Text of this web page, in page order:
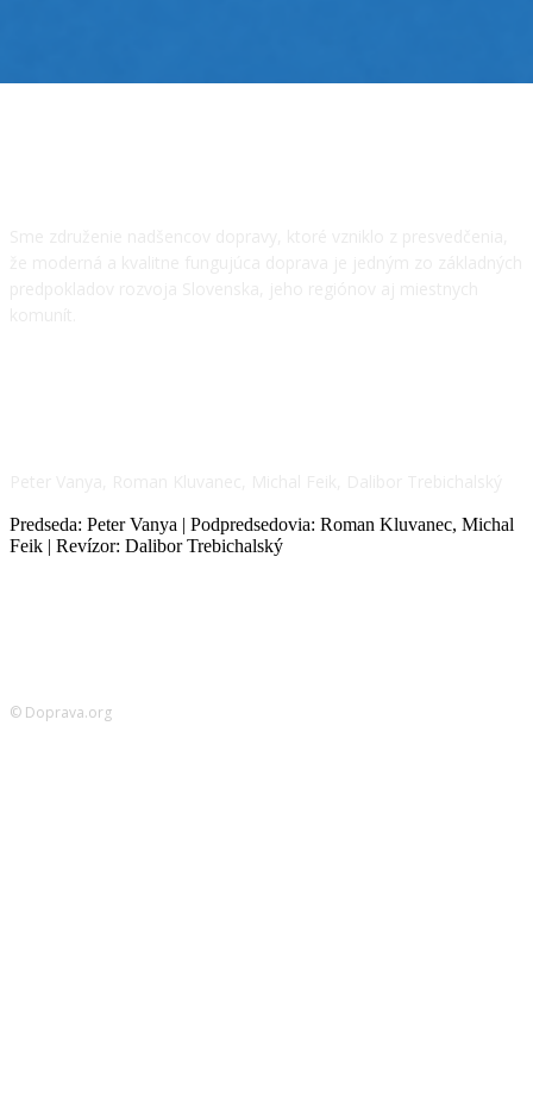
Predseda: Peter Vanya | Podpredsedovia: Roman Kluvanec, Michal
Feik | Revízor: Dalibor Trebichalský
© Doprava.org